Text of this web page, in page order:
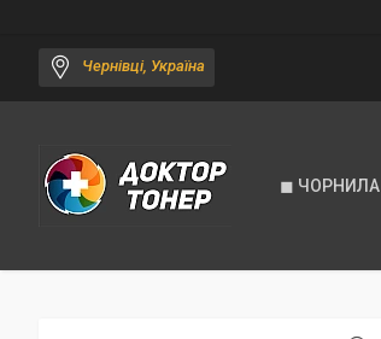
Чернівці, Україна
◼ ЧОРНИЛА